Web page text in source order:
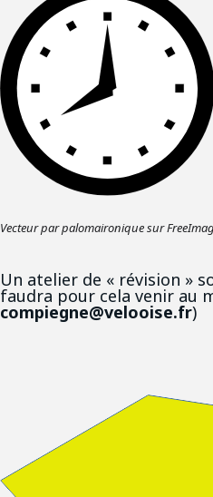
Vecteur par palomaironique sur
Un atelier de « révision »
faudra pour cela venir au
compiegne@velooise.fr)